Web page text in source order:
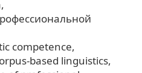
competence
based linguistics